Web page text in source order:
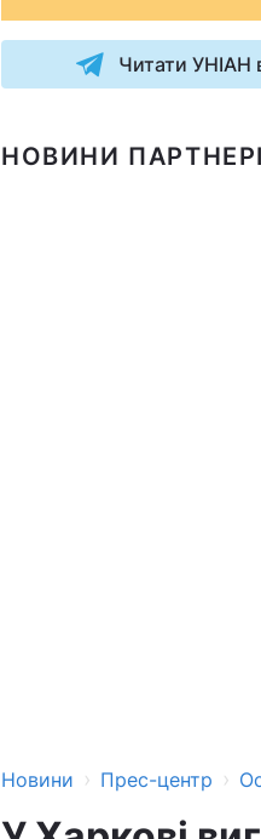
Читати УНІАН
НОВИНИ
Новини › Прес-центр ›